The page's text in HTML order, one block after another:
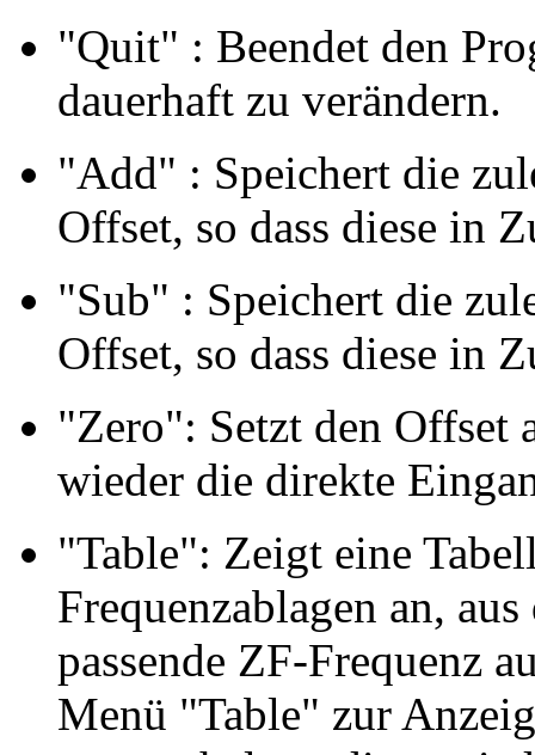
"Quit" : Beendet den
dauerhaft zu verändern.
"Add" : Speichert die
Offset, so dass diese in
"Sub" : Speichert die
Offset, so dass diese in
"Zero": Setzt den Offset
wieder die direkte
"Table": Zeigt eine
Frequenzablagen an,
passende ZF-Frequenz
Menü "Table" zur